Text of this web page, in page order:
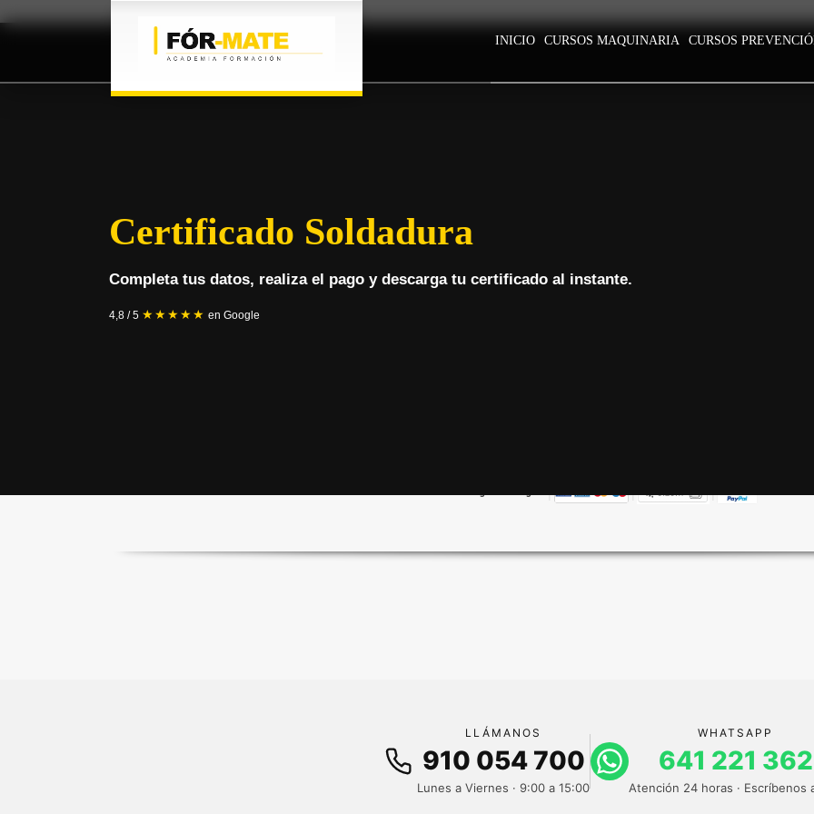
INICIO CURSOS MAQUINARIA CURSOS
Certificado Soldadura
Completa tus datos, realiza el pago y descarga tu certificado al instante.
4,8 / 5 ★★★★★ en Google
| | |
LLÁMANOS
910 054 700
Lunes a Viernes · 9:00 a 15:00
WHATSAPP
641 221 362
Atención 24 horas · Escríbenos